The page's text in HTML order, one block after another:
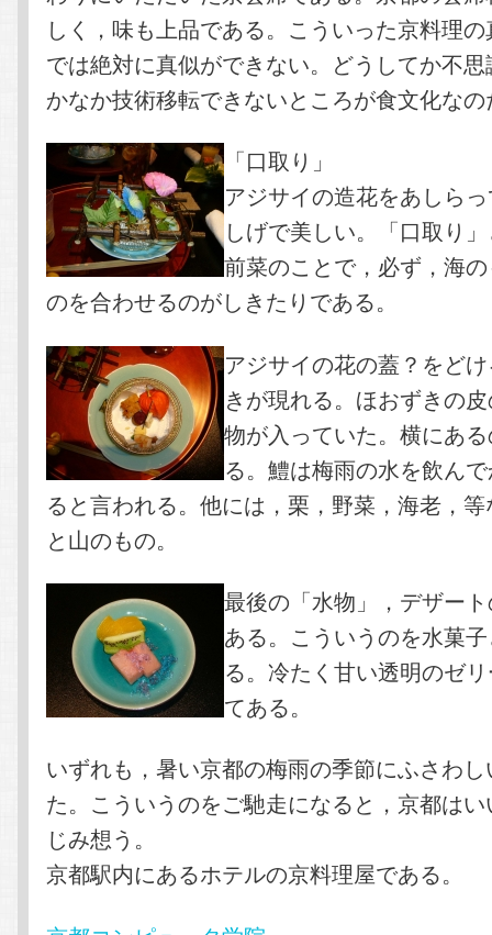
しく，味も上品である。こういった京料理
では絶対に真似ができない。どうしてか不
かなか技術移転できないところが食文化な
「口取り」
アジサイの造花をあしら
しげで美しい。「口取り
前菜のことで，必ず，海
のを合わせるのがしきたりである。
アジサイの花の蓋？をど
きが現れる。ほおずきの
物が入っていた。横にあ
る。鱧は梅雨の水を飲ん
ると言われる。他には，栗，野菜，海老，
と山のもの。
最後の「水物」，デザー
ある。こういうのを水菓
る。冷たく甘い透明のゼ
てある。
いずれも，暑い京都の梅雨の季節にふさわ
た。こういうのをご馳走になると，京都は
じみ想う。
京都駅内にあるホテルの京料理屋である。